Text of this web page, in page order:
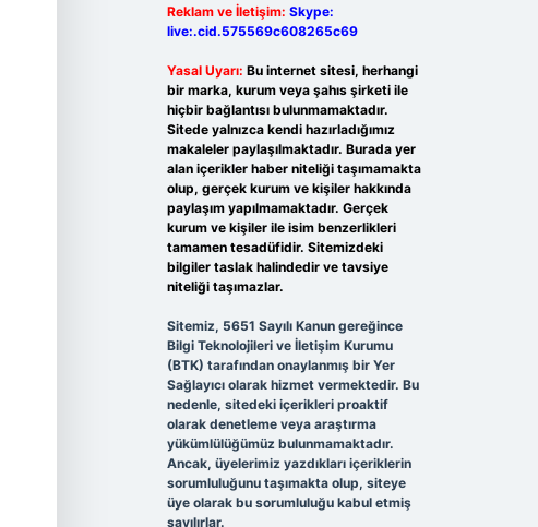
Reklam ve İletişim: Skype:
live:.cid.575569c608265c69
Yasal Uyarı: Bu internet sitesi, herhangi
bir marka, kurum veya şahıs şirketi ile
hiçbir bağlantısı bulunmamaktadır.
Sitede yalnızca kendi hazırladığımız
makaleler paylaşılmaktadır. Burada yer
alan içerikler haber niteliği taşımamakta
olup, gerçek kurum ve kişiler hakkında
paylaşım yapılmamaktadır. Gerçek
kurum ve kişiler ile isim benzerlikleri
tamamen tesadüfidir. Sitemizdeki
bilgiler taslak halindedir ve tavsiye
niteliği taşımazlar.
Sitemiz, 5651 Sayılı Kanun gereğince
Bilgi Teknolojileri ve İletişim Kurumu
(BTK) tarafından onaylanmış bir Yer
Sağlayıcı olarak hizmet vermektedir. Bu
nedenle, sitedeki içerikleri proaktif
olarak denetleme veya araştırma
yükümlülüğümüz bulunmamaktadır.
Ancak, üyelerimiz yazdıkları içeriklerin
sorumluluğunu taşımakta olup, siteye
üye olarak bu sorumluluğu kabul etmiş
sayılırlar.